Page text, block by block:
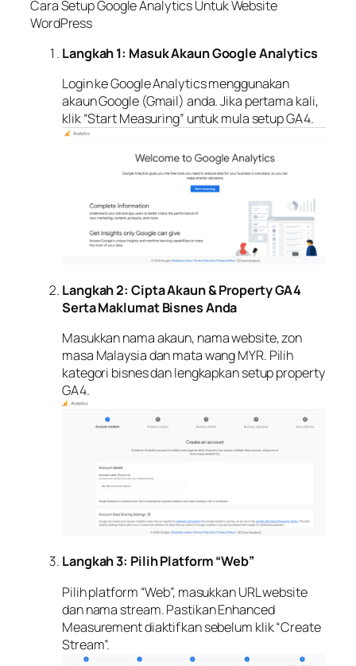
Cara Setup Google Analytics Untuk Website
WordPress
Langkah 1: Masuk Akaun Google Analytics
Login ke Google Analytics menggunakan
akaun Google (Gmail) anda. Jika pertama kali,
klik “Start Measuring” untuk mula setup GA4.
Langkah 2: Cipta Akaun & Property GA4
Serta Maklumat Bisnes Anda
Masukkan nama akaun, nama website, zon
masa Malaysia dan mata wang MYR. Pilih
kategori bisnes dan lengkapkan setup property
GA4.
Langkah 3: Pilih Platform “Web”
Pilih platform “Web”, masukkan URL website
dan nama stream. Pastikan Enhanced
Measurement diaktifkan sebelum klik “Create
Stream”.